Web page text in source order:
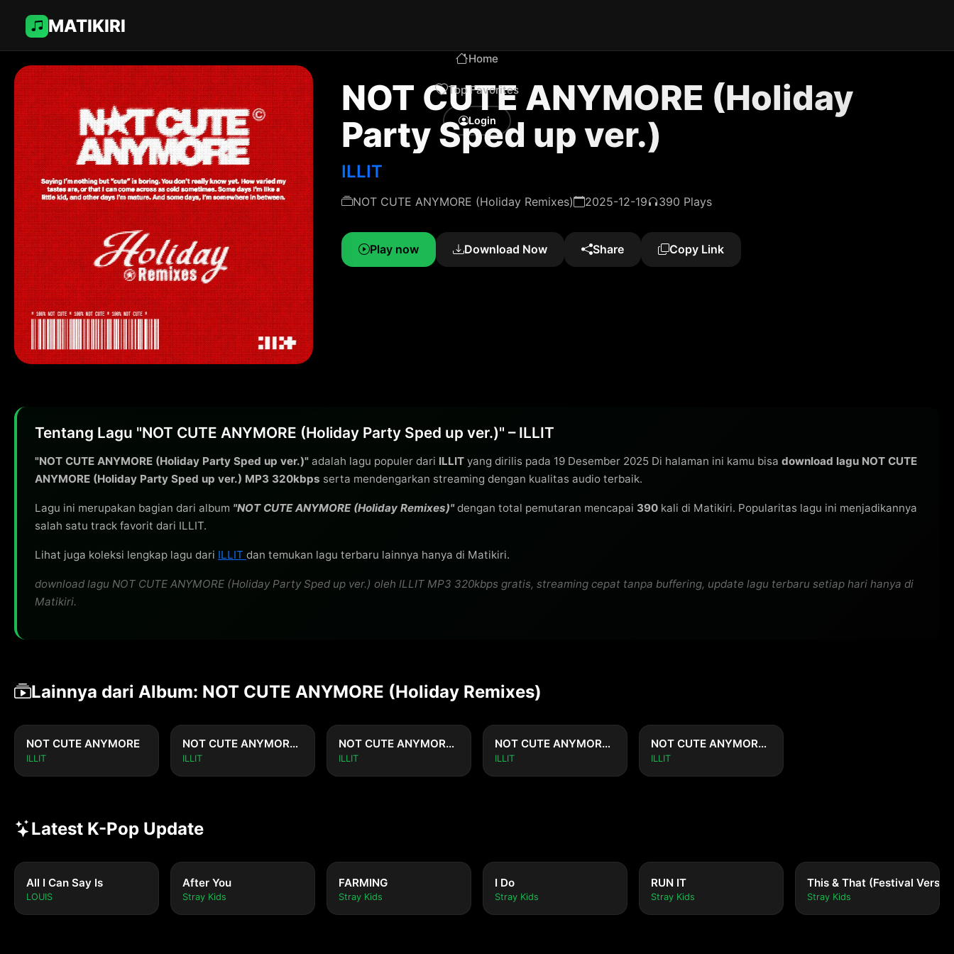
MATIKIRI
Home
Top Favorites
Login
NOT CUTE ANYMORE (Holiday
Party Sped up ver.)
ILLIT
NOT CUTE ANYMORE (Holiday Remixes) 2025-12-19 390 Plays
Play now Download Now Share Copy Link
Tentang Lagu "NOT CUTE ANYMORE (Holiday Party Sped up ver.)" – ILLIT
"NOT CUTE ANYMORE (Holiday Party Sped up ver.)" adalah lagu populer dari ILLIT yang dirilis pada 19 Desember 2025 Di halaman ini kamu bisa download lagu NOT CUTE
ANYMORE (Holiday Party Sped up ver.) MP3 320kbps serta mendengarkan streaming dengan kualitas audio terbaik.
Lagu ini merupakan bagian dari album "NOT CUTE ANYMORE (Holiday Remixes)"dengan total pemutaran mencapai 390 kali di Matikiri. Popularitas lagu ini menjadikannya
salah satu track favorit dari ILLIT.
Lihat juga koleksi lengkap lagu dari ILLIT dan temukan lagu terbaru lainnya hanya di Matikiri.
download lagu NOT CUTE ANYMORE (Holiday Party Sped up ver.) oleh ILLIT MP3 320kbps gratis, streaming cepat tanpa buffering, update lagu terbaru setiap hari hanya di
Matikiri.
Lainnya dari Album: NOT CUTE ANYMORE (Holiday Remixes)
NOT CUTE ANYMORE
ILLIT
NOT CUTE ANYMORE (Holiday Night Sped up ver.)
ILLIT
NOT CUTE ANYMORE (Holiday Night ver.)
ILLIT
NOT CUTE ANYMORE (Holiday Party ver.)
ILLIT
NOT CUTE ANYMORE (Sped Up ver.)
ILLIT
Latest K-Pop Update
All I Can Say Is
LOUIS
After You
Stray Kids
FARMING
Stray Kids
I Do
Stray Kids
RUN IT
Stray Kids
This & That (Festival
Stray Kids